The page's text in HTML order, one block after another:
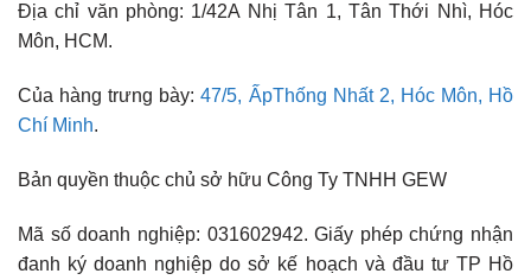
Địa chỉ văn phòng: 1/42A Nhị Tân 1, Tân Thới Nhì, Hóc
Môn, HCM.
Của hàng trưng bày:47/5, ẤpThống Nhất 2, Hóc Môn, Hồ
Chí Minh.
Bản quyền thuộc chủ sở hữu Công Ty TNHH GEW
Mã số doanh nghiệp: 031602942. Giấy phép chứng nhận
đanh ký doanh nghiệp do sở kế hoạch và đầu tư TP Hồ